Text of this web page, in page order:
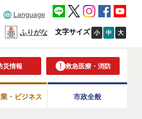
Language
ふりがな 文字サイズ 小 中 大
災情報 救急医療・消防
・ビジネス 市政全般